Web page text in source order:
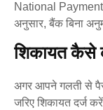
National
अनुसार, बैंक बिना
शिकायत कैसे
अगर आपने गलती से
जरिए शिकायत दर्ज